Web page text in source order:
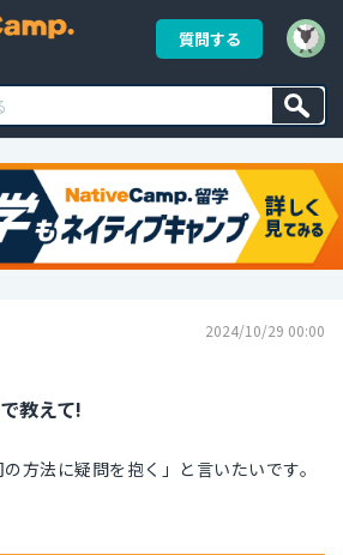
質問する
2024/10/29 00:00
教えて!
方法に疑問を抱く」と言いたいです。